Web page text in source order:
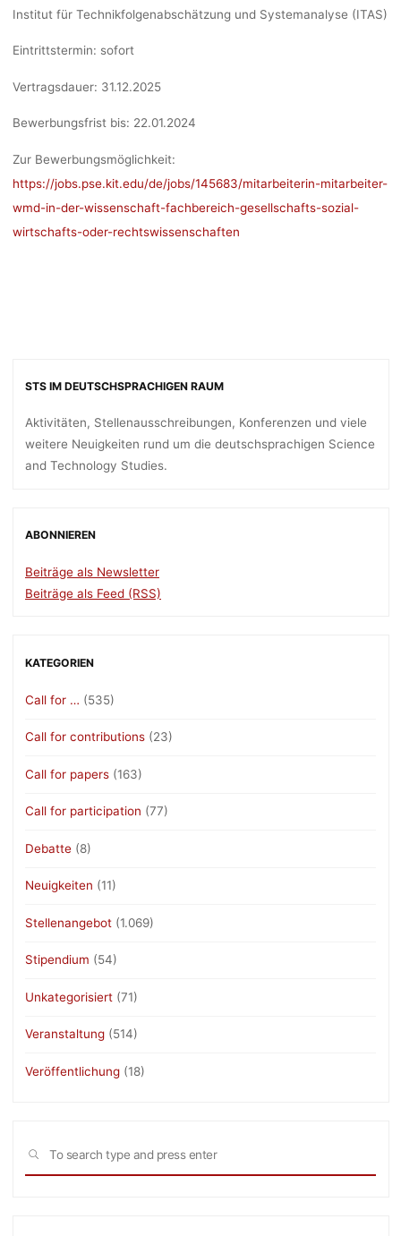
Institut für Technikfolgenabschätzung und Systemanalyse (ITAS)
Eintrittstermin: sofort
Vertragsdauer: 31.12.2025
Bewerbungsfrist bis: 22.01.2024
Zur Bewerbungsmöglichkeit:
https://jobs.pse.kit.edu/de/jobs/145683/mitarbeiterin-mitarbeiter-
wmd-in-der-wissenschaft-fachbereich-gesellschafts-sozial-
wirtschafts-oder-rechtswissenschaften
STS IM DEUTSCHSPRACHIGEN RAUM
Aktivitäten, Stellenausschreibungen, Konferenzen und viele
weitere Neuigkeiten rund um die deutschsprachigen Science
and Technology Studies.
ABONNIEREN
Beiträge als Newsletter
Beiträge als Feed (RSS)
KATEGORIEN
Call for … (535)
Call for contributions (23)
Call for papers (163)
Call for participation (77)
Debatte (8)
Neuigkeiten (11)
Stellenangebot (1.069)
Stipendium (54)
Unkategorisiert (71)
Veranstaltung (514)
Veröffentlichung (18)
SEARCH